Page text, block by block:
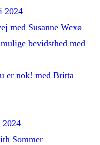
2024
med Susanne Wexø
bevidsthed med
er nok! med Britta
2024
Sommer